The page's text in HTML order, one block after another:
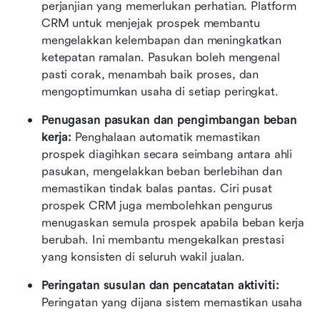
perjanjian yang memerlukan perhatian. Platform
CRM untuk menjejak prospek membantu
mengelakkan kelembapan dan meningkatkan
ketepatan ramalan. Pasukan boleh mengenal
pasti corak, menambah baik proses, dan
mengoptimumkan usaha di setiap peringkat.
Penugasan pasukan dan pengimbangan beban
kerja: Penghalaan automatik memastikan
prospek diagihkan secara seimbang antara ahli
pasukan, mengelakkan beban berlebihan dan
memastikan tindak balas pantas. Ciri pusat
prospek CRM juga membolehkan pengurus
menugaskan semula prospek apabila beban kerja
berubah. Ini membantu mengekalkan prestasi
yang konsisten di seluruh wakil jualan.
Peringatan susulan dan pencatatan aktiviti:
Peringatan yang dijana sistem memastikan usaha